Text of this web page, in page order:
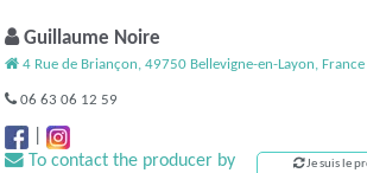
Guillaume Noire
4 Rue de Briançon, 49750 Bellevigne-en-Layon, France
06 63 06 12 59
|
To contact the producer by
Je suis le